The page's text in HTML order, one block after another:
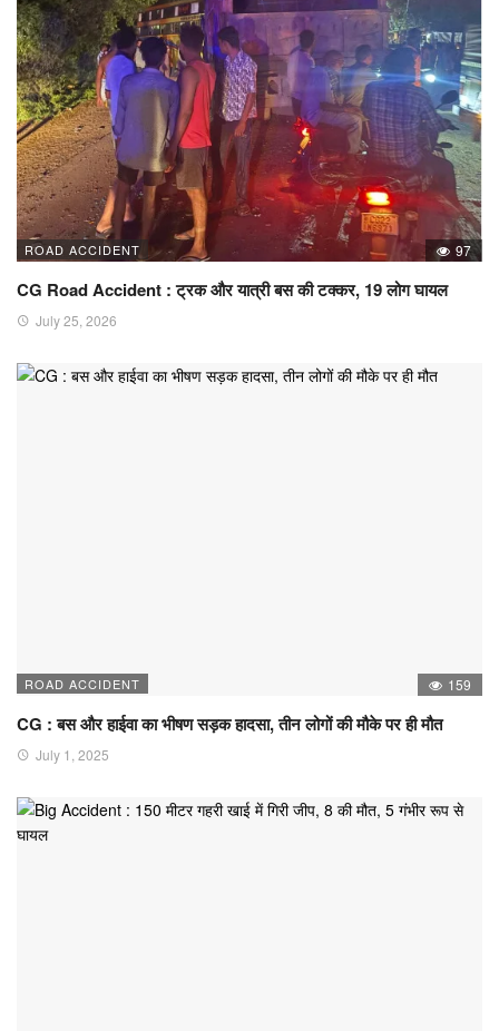
ROAD ACCIDENT 97
CG Road Accident : ट्रक और यात्री बस की टक्कर, 19 लोग घायल
July 25, 2026
ROAD ACCIDENT 159
CG : बस और हाईवा का भीषण सड़क हादसा, तीन लोगों की मौके पर ही मौत
July 1, 2025